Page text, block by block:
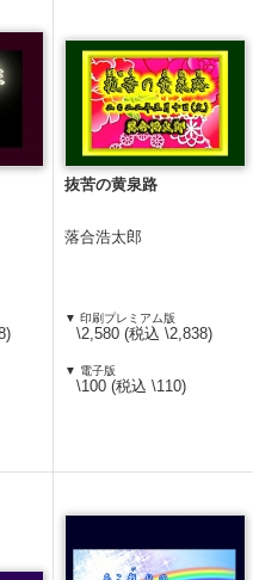
抜苦の黄泉路
落合浩太郎
▼ 印刷プレミアム版
\2,580 (税込 \2,838)
▼ 電子版
\100 (税込 \110)